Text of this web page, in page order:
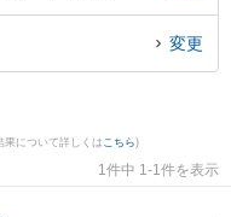
変更
果について詳しくは こちら)
1件中 1-1件を表示